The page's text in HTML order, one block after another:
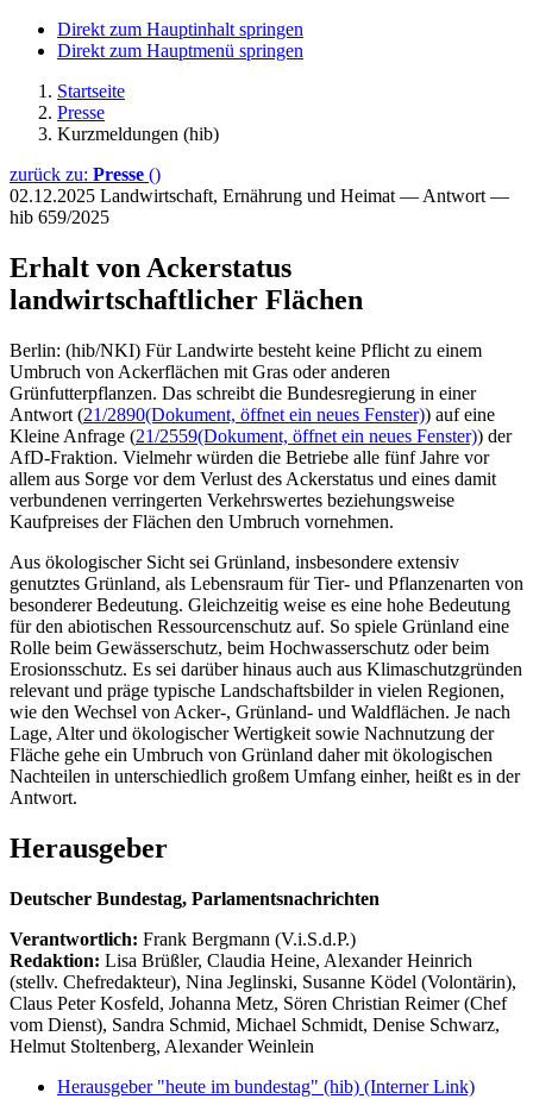
Direkt zum Hauptinhalt springen
Direkt zum Hauptmenü springen
Startseite
Presse
Kurzmeldungen (hib)
zurück zu: Presse ()
02.12.2025 Landwirtschaft, Ernährung und Heimat — Antwort —
hib 659/2025
Erhalt von Ackerstatus
landwirtschaftlicher Flächen
Berlin: (hib/NKI) Für Landwirte besteht keine Pflicht zu einem
Umbruch von Ackerflächen mit Gras oder anderen
Grünfutterpflanzen. Das schreibt die Bundesregierung in einer
Antwort (21/2890(Dokument, öffnet ein neues Fenster)) auf eine
Kleine Anfrage (21/2559(Dokument, öffnet ein neues Fenster)) der
AfD-Fraktion. Vielmehr würden die Betriebe alle fünf Jahre vor
allem aus Sorge vor dem Verlust des Ackerstatus und eines damit
verbundenen verringerten Verkehrswertes beziehungsweise
Kaufpreises der Flächen den Umbruch vornehmen.
Aus ökologischer Sicht sei Grünland, insbesondere extensiv
genutztes Grünland, als Lebensraum für Tier- und Pflanzenarten von
besonderer Bedeutung. Gleichzeitig weise es eine hohe Bedeutung
für den abiotischen Ressourcenschutz auf. So spiele Grünland eine
Rolle beim Gewässerschutz, beim Hochwasserschutz oder beim
Erosionsschutz. Es sei darüber hinaus auch aus Klimaschutzgründen
relevant und präge typische Landschaftsbilder in vielen Regionen,
wie den Wechsel von Acker-, Grünland- und Waldflächen. Je nach
Lage, Alter und ökologischer Wertigkeit sowie Nachnutzung der
Fläche gehe ein Umbruch von Grünland daher mit ökologischen
Nachteilen in unterschiedlich großem Umfang einher, heißt es in der
Antwort.
Herausgeber
Deutscher Bundestag, Parlamentsnachrichten
Verantwortlich: Frank Bergmann (V.i.S.d.P.)
Redaktion: Lisa Brüßler, Claudia Heine, Alexander Heinrich
(stellv. Chefredakteur), Nina Jeglinski, Susanne Ködel (Volontärin),
Claus Peter Kosfeld, Johanna Metz, Sören Christian Reimer (Chef
vom Dienst), Sandra Schmid, Michael Schmidt, Denise Schwarz,
Helmut Stoltenberg, Alexander Weinlein
Herausgeber "heute im bundestag" (hib) (Interner Link)